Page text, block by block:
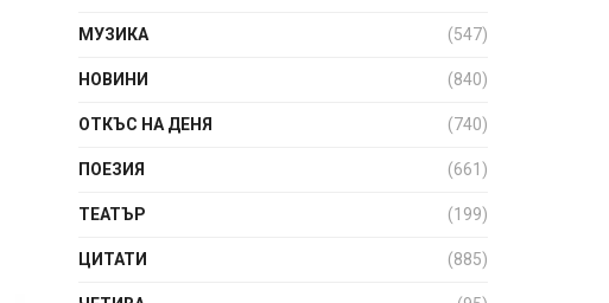
МУЗИКА (547)
НОВИНИ (840)
ОТКЪС НА ДЕНЯ (740)
ПОЕЗИЯ (661)
ТЕАТЪР (199)
ЦИТАТИ (885)